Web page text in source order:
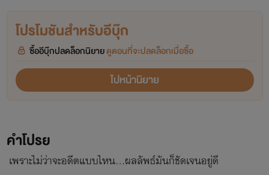
โปรโมชันสำหรับอีบุ๊ก
ซื้ออีบุ๊กปลดล็อกนิยายดูตอนที่จะปลดล็อกเมื่อซื้อ
ไปหน้านิยาย
คำโปรย
เพราะไม่ว่าจะอดีตแบบไหน...ผลลัพธ์มันก็ชัดเจนอยู่ดี